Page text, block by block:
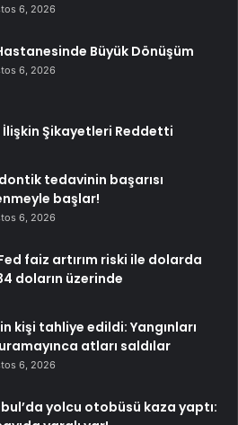
6, 2026
Büyük Dönüşüm
6, 2026
İlişkin Şikayetleri Reddetti
tedavinin başarısı
başlar!
6, 2026
faiz artırım riski ile dolarda
doların üzerinde
kişi tahliye edildi: Yangınları
atları saldılar
6, 2026
yolcu otobüsü kaza yaptı: